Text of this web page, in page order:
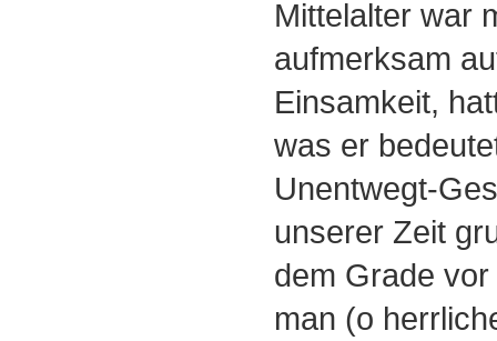
Mittelalter war
aufmerksam
Einsamkeit,
was er
Unentwegt-
unserer Zeit
dem Grade
man (o